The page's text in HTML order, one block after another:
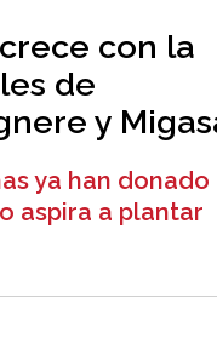
crece con la
de
y
ya han donado
aspira a plantar